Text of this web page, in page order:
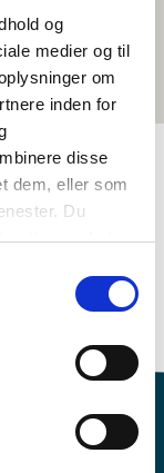
og
medier og til
om
inden for
disse
dem, eller som
Du
med at